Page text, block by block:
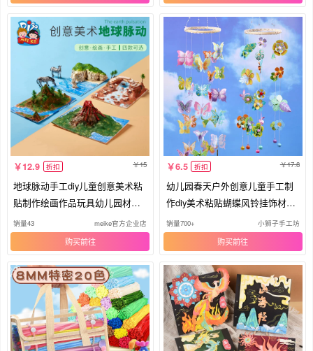
12.9 折扣 15
地球脉动手工diy儿童创意美术粘
贴制作绘画作品玩具幼儿园材料
包
销量43 meike官方企业店
购买
6.5 折扣 17.8
幼儿园春天户外创意儿童手工制
作diy美术粘贴蝴蝶风铃挂饰材料
包
销量700+ 小狮子手工坊
购买